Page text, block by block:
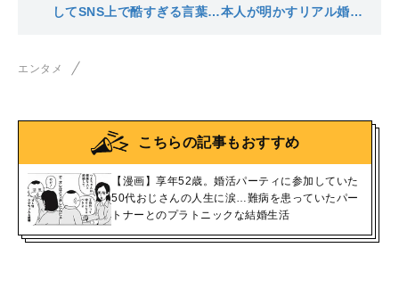
してSNS上で酷すぎる言葉…本人が明かすリアル婚活
エンタメ
こちらの記事もおすすめ
【漫画】享年52歳。婚活パーティに参加していた
50代おじさんの人生に涙…難病を患っていたパー
トナーとのプラトニックな結婚生活